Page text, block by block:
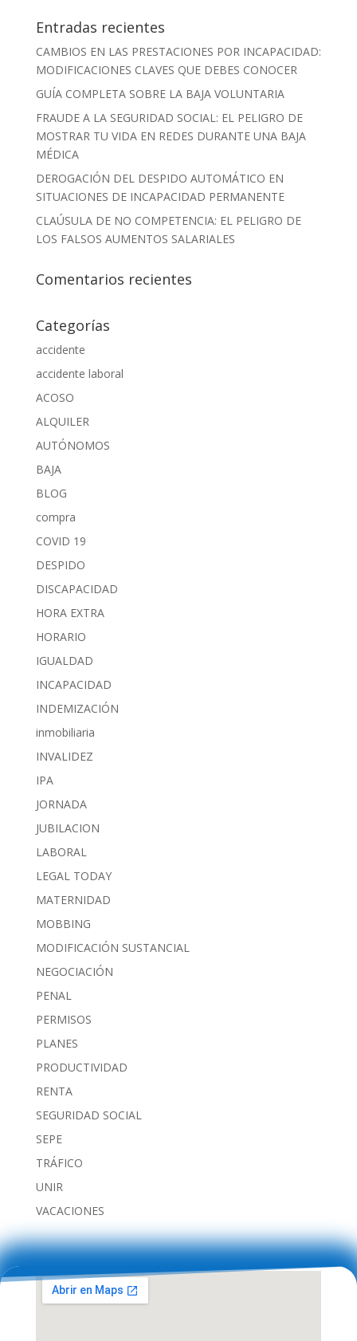
Entradas recientes
CAMBIOS EN LAS PRESTACIONES POR INCAPACIDAD:
MODIFICACIONES CLAVES QUE DEBES CONOCER
GUÍA COMPLETA SOBRE LA BAJA VOLUNTARIA
FRAUDE A LA SEGURIDAD SOCIAL: EL PELIGRO DE
MOSTRAR TU VIDA EN REDES DURANTE UNA BAJA
MÉDICA
DEROGACIÓN DEL DESPIDO AUTOMÁTICO EN
SITUACIONES DE INCAPACIDAD PERMANENTE
CLAÚSULA DE NO COMPETENCIA: EL PELIGRO DE
LOS FALSOS AUMENTOS SALARIALES
Comentarios recientes
Categorías
accidente
accidente laboral
ACOSO
ALQUILER
AUTÓNOMOS
BAJA
BLOG
compra
COVID 19
DESPIDO
DISCAPACIDAD
HORA EXTRA
HORARIO
IGUALDAD
INCAPACIDAD
INDEMIZACIÓN
inmobiliaria
INVALIDEZ
IPA
JORNADA
JUBILACION
LABORAL
LEGAL TODAY
MATERNIDAD
MOBBING
MODIFICACIÓN SUSTANCIAL
NEGOCIACIÓN
PENAL
PERMISOS
PLANES
PRODUCTIVIDAD
RENTA
SEGURIDAD SOCIAL
SEPE
TRÁFICO
UNIR
VACACIONES